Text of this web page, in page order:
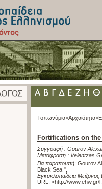
Τοπωνύμια>Αρχαιότητα>
Fortifications on
Συγγραφή : Gourov
Μετάφραση : Velentzas
Για παραπομπή: Gourov
Black Sea "
Εγκυκλοπαίδεια
URL: <http://www.ehw.gr/